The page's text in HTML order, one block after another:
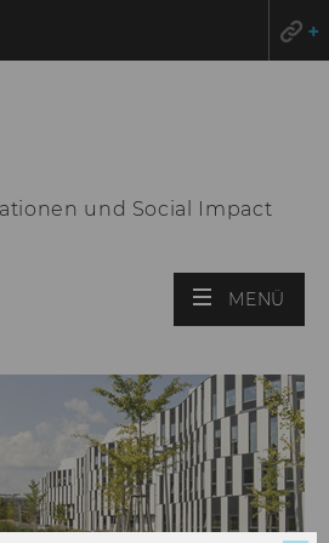
und Social Impact
MENÜ